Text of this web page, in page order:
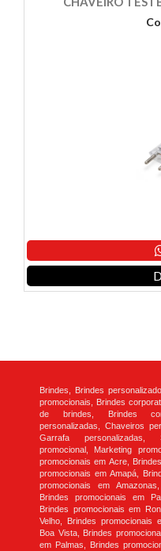
Brindes, Brindes
promocionais, Brindes
de brindes, Brindes
personalizadas, Chaveiros
Garrafa personalizadas,
promocional, Marketing
promocionais em Acre,
promocionais em Amapá,
promocionais em
Brindes promocionais em
Brindes promocionais em
Velho, Brindes promocionais
Boa Vista, Brindes
em Palmas, Brindes